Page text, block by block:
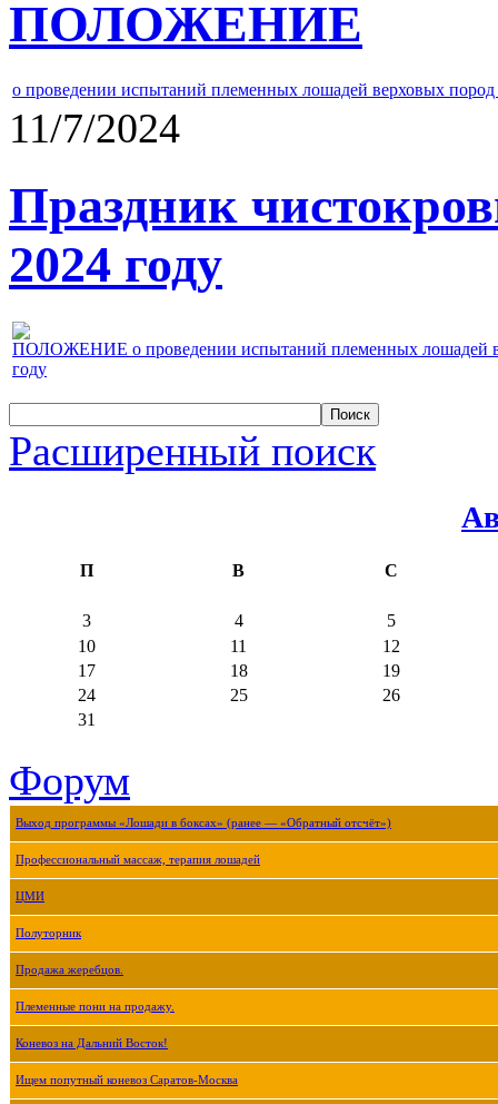
ПОЛОЖЕНИЕ
о проведении испытаний племенных лошадей верховых
11/7/2024
Праздник
2024 году
ПОЛОЖЕНИЕ о проведении испытаний племенных лошадей
году
Расширенный поиск
П В С
3 4
5
10
11
12
17
18
19
24
25
26
31
Форум
Выход программы «Лошади в боксах» (ранее — «Обратный отсчёт»)
Профессиональный массаж, терапия лошадей
ЦМИ
Полуторник
Продажа жеребцов.
Племенные пони на продажу.
Коневоз на Дальний Восток!
Ищем попутный коневоз Саратов-Москва